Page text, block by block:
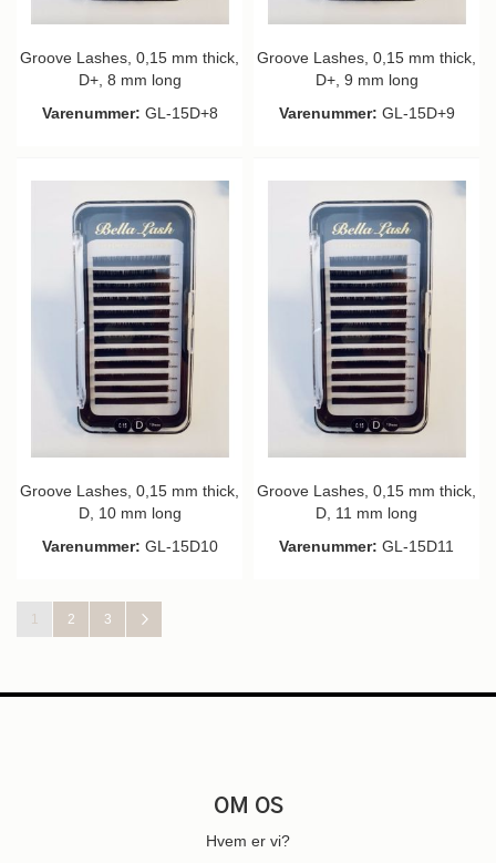
Groove Lashes, 0,15 mm thick,
D+, 8 mm long
Varenummer: GL-15D+8
Groove Lashes, 0,15 mm thick,
D+, 9 mm long
Varenummer: GL-15D+9
Groove Lashes, 0,15 mm thick,
D, 10 mm long
Varenummer: GL-15D10
Groove Lashes, 0,15 mm thick,
D, 11 mm long
Varenummer: GL-15D11
SideDu læser i øjeblikket side
1 Side
2 Side
3
OM OS
Hvem er vi?